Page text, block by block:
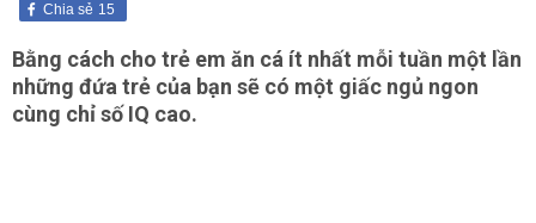
15
Chia sẻ
Bằng cách cho trẻ em ăn cá ít nhất mỗi tuần một lần
những đứa trẻ của bạn sẽ có một giấc ngủ ngon
cùng chỉ số IQ cao.